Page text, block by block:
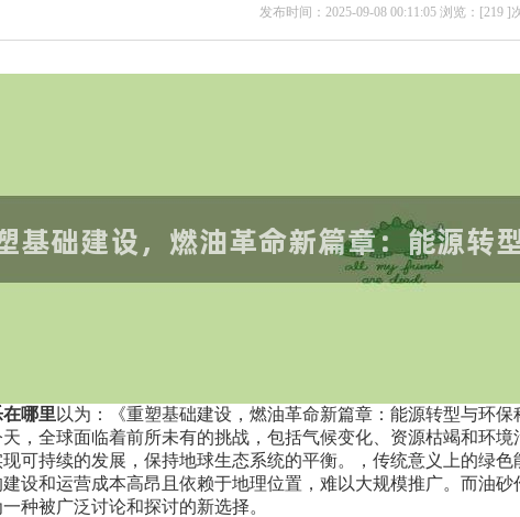
发布时间：2025-09-08 00:11:05 浏览：[219 ]
哪里 以为：《重塑基础建设，燃油革命新篇章：能源转型与环保
，全球面临着前所未有的挑战，包括气候变化、资源枯竭和环
可持续的发展，保持地球生态系统的平衡。，传统意义上的绿
设和运营成本高昂且依赖于地理位置，难以大规模推广。而油
种被广泛讨论和探讨的新选择。